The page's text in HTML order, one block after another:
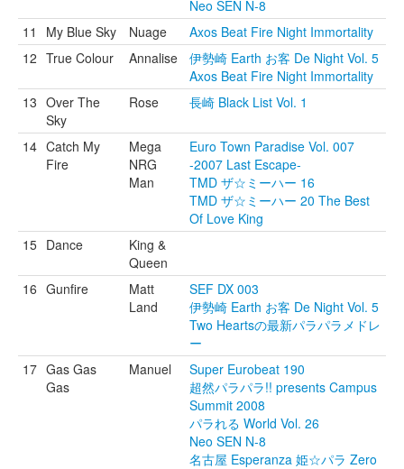
Neo SEN N-8
11
My Blue Sky Nuage
Axos Beat Fire Night Immortality
12 True Colour Annalise
伊勢崎 Earth お客 De Night Vol. 5
Axos Beat Fire Night Immortality
13 Over The
Sky
Rose 長崎 Black List Vol. 1
14 Catch My
Fire
Mega
NRG
Man
Euro Town Paradise Vol. 007
-2007 Last Escape-
TMD ザ☆ミーハー 16
TMD ザ☆ミーハー 20 The Best
Of Love King
15 Dance
King &
Queen
16 Gunfire
Matt
Land
SEF DX 003
伊勢崎 Earth お客 De Night Vol. 5
Two Heartsの最新パラパラメドレ
ー
17 Gas Gas
Gas
Manuel
Super Eurobeat 190
超然パラパラ!! presents Campus
Summit 2008
パラれる World Vol. 26
Neo SEN N-8
名古屋 Esperanza 姫☆パラ Zero